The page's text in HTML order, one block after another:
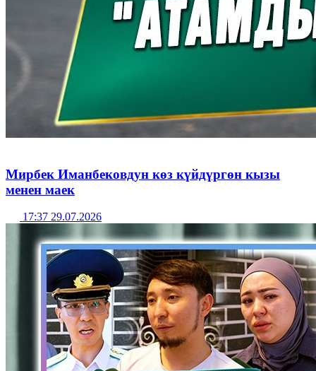
Мирбек Иманбековдун көз күйдүргөн кызы
менен маек
17:37 29.07.2026